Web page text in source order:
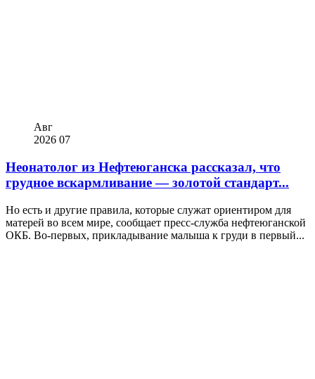
Авг
2026 07
Неонатолог из Нефтеюганска рассказал, что
грудное вскармливание — золотой стандарт...
Но есть и другие правила, которые служат ориентиром для
матерей во всем мире, сообщает пресс-служба нефтеюганской
ОКБ. Во-первых, прикладывание малыша к груди в первый...